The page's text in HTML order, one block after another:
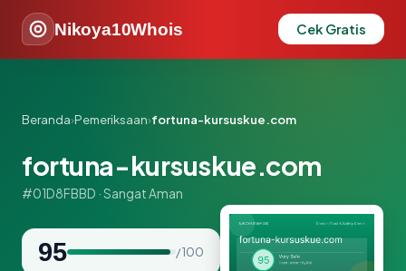
Nikoya10Whois Cek Gratis
Beranda›Pemeriksaan›fortuna-kursuskue.com
fortuna-kursuskue.com
#01D8FBBD · Sangat Aman
95 / 100